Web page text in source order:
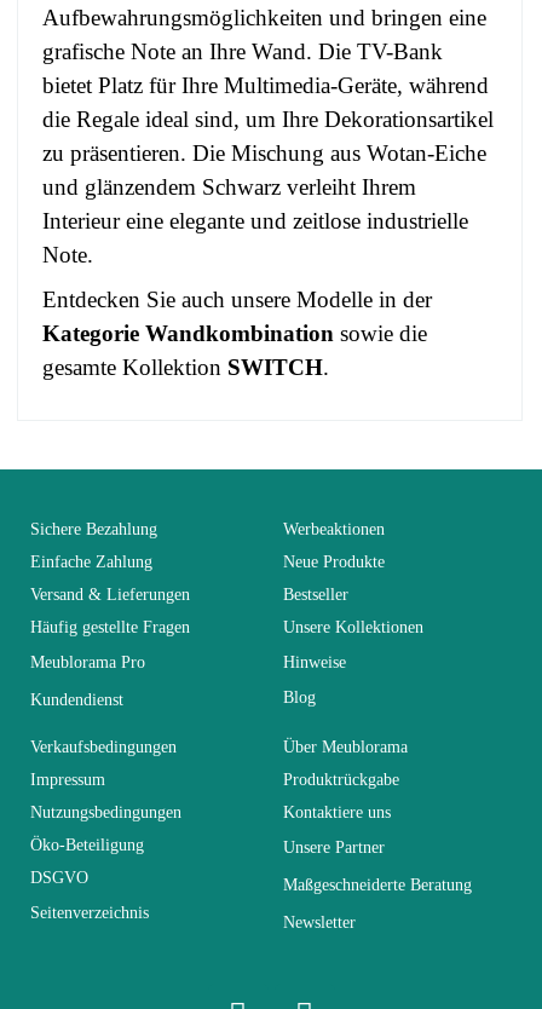
Aufbewahrungsmöglichkeiten und bringen eine
grafische Note an Ihre Wand. Die TV-Bank
bietet Platz für Ihre Multimedia-Geräte, während
die Regale ideal sind, um Ihre Dekorationsartikel
zu präsentieren. Die Mischung aus Wotan-Eiche
und glänzendem Schwarz verleiht Ihrem
Interieur eine elegante und zeitlose industrielle
Note.
Entdecken Sie auch unsere Modelle in der
Kategorie Wandkombination sowie die
gesamte Kollektion SWITCH.
Alter Erwachsener
Kollektion SWITCH
Farben Braun - Holz
Lieferzeiten (Anz.
Tage)
21
Abmessungen 320x150x40
Elektrisch Nicht elektrisch
You Must Login To Review
Sichere Bezahlung
Einfache Zahlung
Versand & Lieferungen
Häufig gestellte Fragen
Meublorama Pro
Kundendienst
Werbeaktionen
Neue Produkte
Bestseller
Unsere Kollektionen
Hinweise
Blog
Verkaufsbedingungen
Impressum
Nutzungsbedingungen
Öko-Beteiligung
DSGVO
Seitenverzeichnis
Über Meublorama
Produktrückgabe
Kontaktiere uns
Unsere Partner
Maßgeschneiderte Beratung
Newsletter